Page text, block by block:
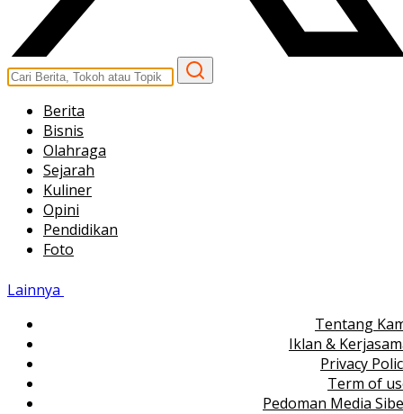
Berita
Bisnis
Olahraga
Sejarah
Kuliner
Opini
Pendidikan
Foto
Lainnya
Tentang
Iklan &
Privacy
Term of
Pedoman Media